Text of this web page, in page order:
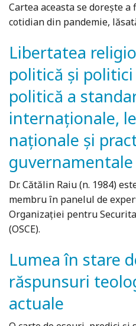
Cartea aceasta se dorește
cotidian din pandemie,
Libertatea
politică și politici
politică a
internaționale,
naționale și
Dr. Cătălin Raiu (n. 1984)
membru în panelul de
Organizației pentru
(OSCE).
Lumea în stare
răspunsuri
actuale